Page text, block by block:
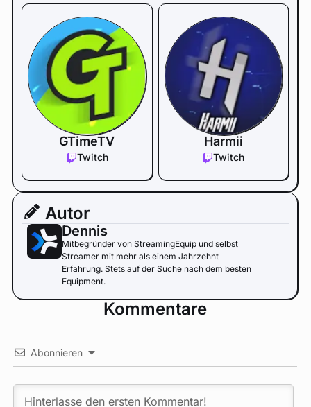
GTimeTV
Twitch
Harmii
Twitch
Autor
Dennis
Mitbegründer von StreamingEquip und selbst
Streamer mit mehr als einem Jahrzehnt
Erfahrung. Stets auf der Suche nach dem besten
Equipment.
Kommentare
Abonnieren